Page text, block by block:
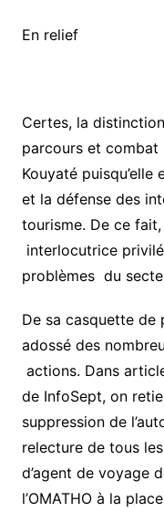
En relief
Certes, la
parcours et combat
Kouyaté
et la défense des
tourisme. De ce
interlocutrice
problèmes du
De sa casquette de
adossé des
actions. Dans
de InfoSept, on
suppression de
relecture de tous
d’agent de voyage
l’OMATHO à la